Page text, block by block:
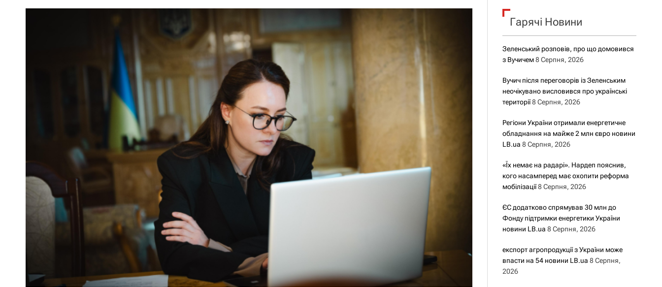
о
о
ж
м
Гарячі Новини
Зеленський розповів, про що домовився
з Вучичем 8 Серпня, 2026
Вучич після переговорів із Зеленським
неочікувано висловився про українські
території 8 Серпня, 2026
Регіони України отримали енергетичне
обладнання на майже 2 млн євро новини
LB.ua 8 Серпня, 2026
«Їх немає на радарі». Нардеп пояснив,
кого насамперед має охопити реформа
мобілізації 8 Серпня, 2026
ЄС додатково спрямував 30 млн до
Фонду підтримки енергетики України
новини LB.ua 8 Серпня, 2026
експорт агропродукції з України може
впасти на 54 новини LB.ua 8 Серпня,
2026